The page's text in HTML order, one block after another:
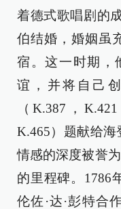
着德式歌唱剧的
伯结婚，婚姻虽
宿。这一时期，
谊，并将自己
（K.387，
K.465）题献给
情感的深度被誉
的里程碑。1786
伦佐·达·彭特合